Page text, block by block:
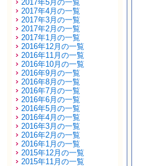
2017年5月の一覧
2017年4月の一覧
2017年3月の一覧
2017年2月の一覧
2017年1月の一覧
2016年12月の一覧
2016年11月の一覧
2016年10月の一覧
2016年9月の一覧
2016年8月の一覧
2016年7月の一覧
2016年6月の一覧
2016年5月の一覧
2016年4月の一覧
2016年3月の一覧
2016年2月の一覧
2016年1月の一覧
2015年12月の一覧
2015年11月の一覧